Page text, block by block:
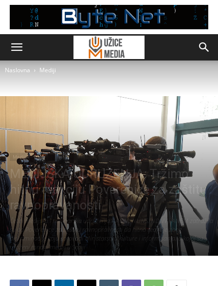
Naslovna Mediji
Mediji
MEDIJSKA UDRUŽENJA: Tržimo
hitnu reakciju Poverenice za zaštitu
ravnopravanosti
Četiri medijska i novinarska udruženja – AOM, NUNS, NDNV i ANEM zatražila
su od Poverenice za zaštitu ravnopravnosti da hitno reaguje zbog
diskriminacije koju sprovodi Ministarstvo kulture i informisanja, a kojoj su
izloženi mnogi mediji u Srbiji